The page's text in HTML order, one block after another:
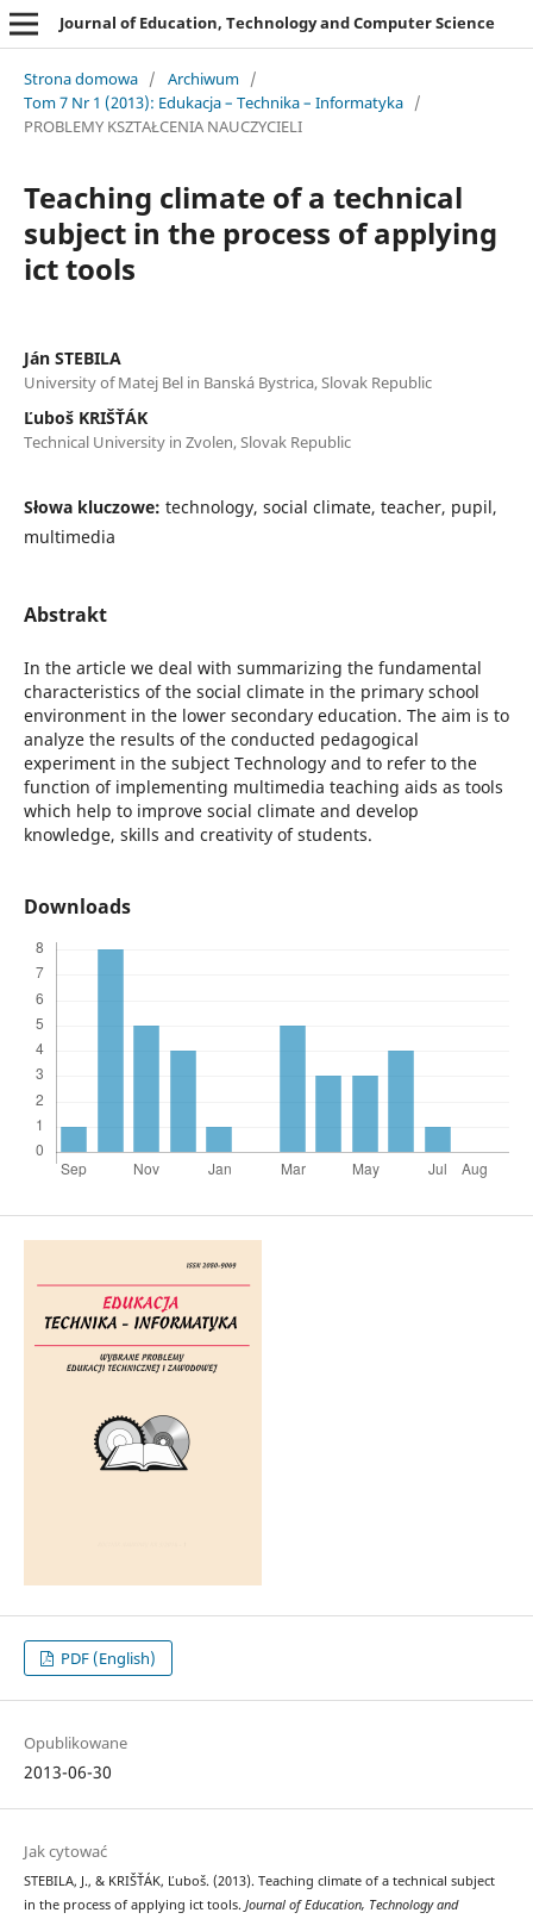
Journal of Education, Technology and Computer Science
Strona domowa / Archiwum /
Tom 7 Nr 1 (2013): Edukacja – Technika – Informatyka /
PROBLEMY KSZTAŁCENIA NAUCZYCIELI
Teaching climate of a technical
subject in the process of applying
ict tools
Ján STEBILA
University of Matej Bel in Banská Bystrica, Slovak Republic
Ľuboš KRIŠŤÁK
Technical University in Zvolen, Slovak Republic
Słowa kluczowe: technology, social climate, teacher, pupil,
multimedia
Abstrakt
In the article we deal with summarizing the fundamental
characteristics of the social climate in the primary school
environment in the lower secondary education. The aim is to
analyze the results of the conducted pedagogical
experiment in the subject Technology and to refer to the
function of implementing multimedia teaching aids as tools
which help to improve social climate and develop
knowledge, skills and creativity of students.
Downloads
PDF (English)
Opublikowane
2013-06-30
Jak cytować
STEBILA, J., & KRIŠŤÁK, Ľuboš. (2013). Teaching climate of a technical subject
in the process of applying ict tools. Journal of Education, Technology and